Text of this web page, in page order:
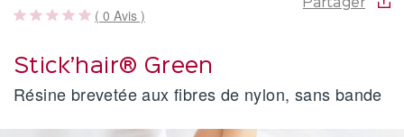
( 0 Avis )
Partager
Stick’hair® Green
Résine brevetée aux fibres de nylon, sans bande